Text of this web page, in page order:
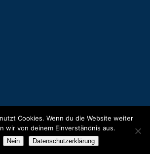
Alle Rechte vorbehalten.
Cookies. Wenn du die Website weiter
wir von deinem Einverständnis aus.
Nein Datenschutzerklärung